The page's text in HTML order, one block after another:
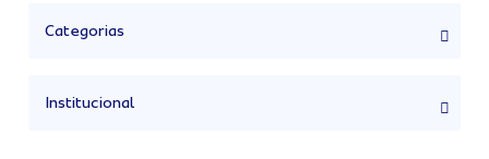
Categorias
Institucional